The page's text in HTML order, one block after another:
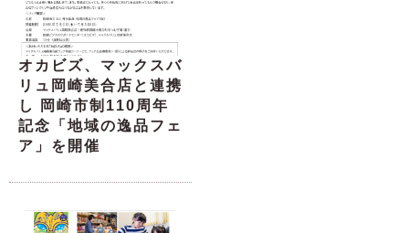
オカビズ、マックスバ
リュ岡崎美合店と連携
し 岡崎市制110周年
記念「地域の逸品フェ
ア」を開催